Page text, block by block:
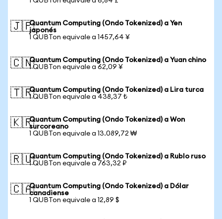
🇯🇵Quantum Computing (Ondo Tokenized) a Yen
japonés
1 QUBTon equivale a 1457,64 ¥
🇨🇳Quantum Computing (Ondo Tokenized) a Yuan chino
1 QUBTon equivale a 62,09 ¥
🇹🇷Quantum Computing (Ondo Tokenized) a Lira turca
1 QUBTon equivale a 438,37 ₺
🇰🇷Quantum Computing (Ondo Tokenized) a Won
surcoreano
1 QUBTon equivale a 13.089,72 ₩
🇷🇺Quantum Computing (Ondo Tokenized) a Rublo ruso
1 QUBTon equivale a 763,32 ₽
🇨🇦Quantum Computing (Ondo Tokenized) a Dólar
canadiense
1 QUBTon equivale a 12,89 $